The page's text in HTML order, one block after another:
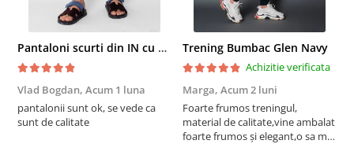
Pantaloni scurti din IN cu nasture si snur Navy
Vlad Bogdan, Acum 1 luna
pantalonii sunt ok, se vede ca
sunt de calitate
Trening Bumbac Glen Navy
Achizitie verificata
Marga, Acum 2 luni
Foarte frumos treningul,
material de calitate,vine ambalat
foarte frumos și elegant,o sa mai